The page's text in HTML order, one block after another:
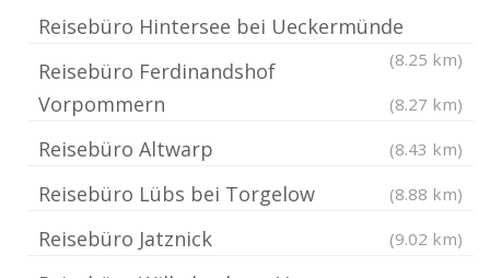
Reisebüro Hintersee bei Ueckermünde
(8.25 km)
Reisebüro Ferdinandshof
Vorpommern
(8.27 km)
Reisebüro Altwarp (8.43 km)
Reisebüro Lübs bei Torgelow (8.88 km)
Reisebüro Jatznick (9.02 km)